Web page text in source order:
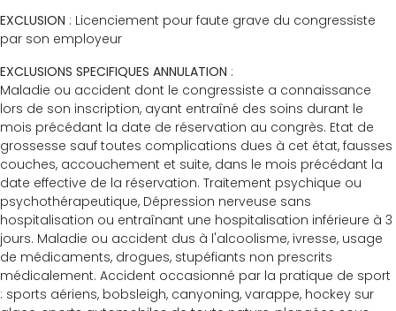
EXCLUSION : Licenciement pour faute grave du congressiste
par son employeur
EXCLUSIONS SPECIFIQUES ANNULATION :
Maladie ou accident dont le congressiste a connaissance
lors de son inscription, ayant entraîné des soins durant le
mois précédant la date de réservation au congrès. Etat de
grossesse sauf toutes complications dues à cet état, fausses
couches, accouchement et suite, dans le mois précédant la
date effective de la réservation. Traitement psychique ou
psychothérapeutique, Dépression nerveuse sans
hospitalisation ou entraînant une hospitalisation inférieure à 3
jours. Maladie ou accident dus à l'alcoolisme, ivresse, usage
de médicaments, drogues, stupéfiants non prescrits
médicalement. Accident occasionné par la pratique de sport
: sports aériens, bobsleigh, canyoning, varappe, hockey sur